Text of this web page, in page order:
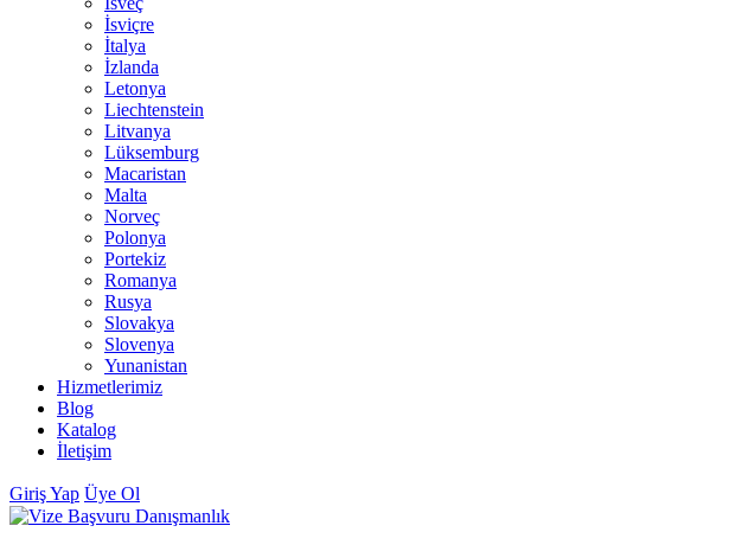
İsviçre
İtalya
İzlanda
Letonya
Liechtenstein
Litvanya
Lüksemburg
Macaristan
Malta
Norveç
Polonya
Portekiz
Romanya
Rusya
Slovakya
Slovenya
Yunanistan
Hizmetlerimiz
Blog
Katalog
İletişim
Giriş Yap Üye Ol